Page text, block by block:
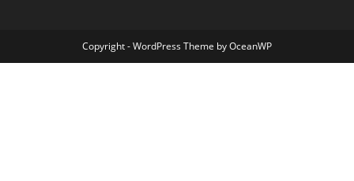
Copyright - WordPress Theme by OceanWP